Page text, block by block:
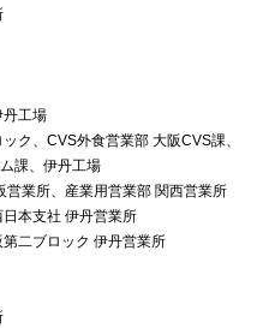
丹工場
ク、CVS外食営業部 大阪CVS課、
課、伊丹工場
営業所、産業用営業部 関西営業所
日本支社 伊丹営業所
二ブロック 伊丹営業所